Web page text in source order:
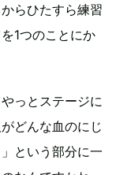
らひたすら練習
1つのことにか
っとステージに
どんな血のにじ
という部分に一